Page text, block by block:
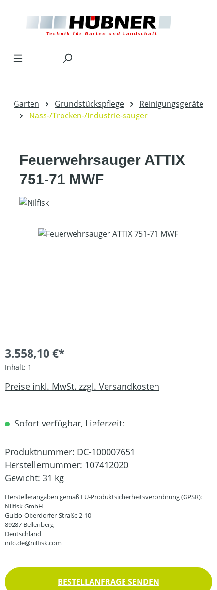
Garten Grundstückspflege
Reinigungsgeräte
Nass-/Trocken-/Industrie-sauger
Feuerwehrsauger ATTIX
751-71 MWF
Bildergalerie überspringen
3.558,10 €*
Inhalt: 1
Preise inkl. MwSt. zzgl. Versandkosten
Sofort verfügbar, Lieferzeit:
Produktnummer: DC-100007651
Herstellernummer: 107412020
Gewicht: 31 kg
Herstellerangaben gemäß EU-Produktsicherheitsverordnung (GPSR):
Nilfisk GmbH
Guido-Oberdorfer-Straße 2-10
89287 Bellenberg
Deutschland
info.de@nilfisk.com
BESTELLANFRAGE SENDEN